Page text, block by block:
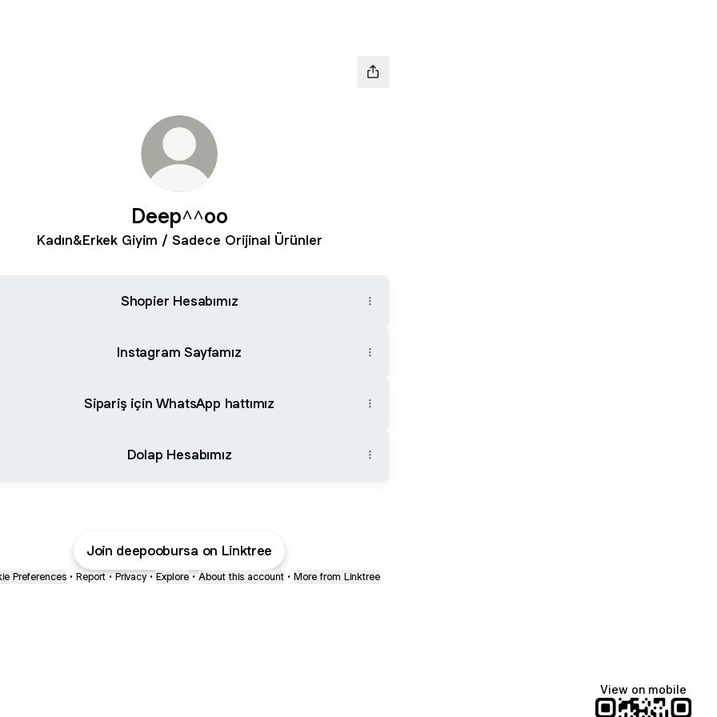
Deep^^oo
Kadın&Erkek Giyim / Sadece Orijinal Ürünler
Shopier Hesabımız
Instagram Sayfamız
Sipariş için WhatsApp hattımız
Dolap Hesabımız
Join deepoobursa on Linktree
Preferences • Report • Privacy • Explore • About this account • More from Linktree
View on mobile